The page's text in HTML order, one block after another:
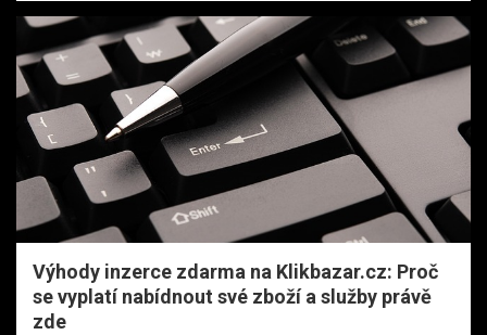
Výhody inzerce zdarma na Klikbazar.cz: Proč
se vyplatí nabídnout své zboží a služby právě
zde